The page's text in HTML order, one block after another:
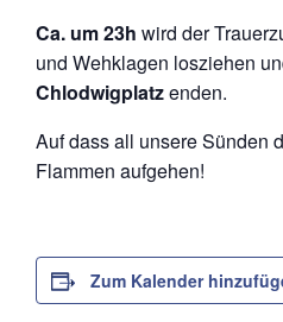
Ca. um 23h wird der
und Wehklagen losziehen
Chlodwigplatzenden.
Auf dass all unsere Sünden
Flammen aufgehen!
Zum Kalender